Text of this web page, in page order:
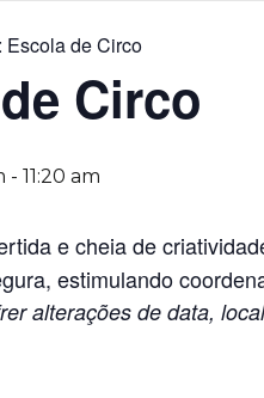
Escola de Circo
Circo
- 11:20 am
e cheia de
estimulando
alterações de data,